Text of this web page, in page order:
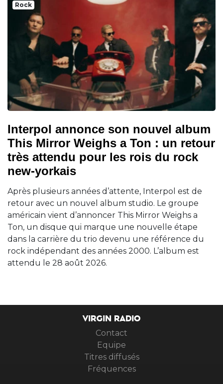
Rock
Interpol annonce son nouvel album
This Mirror Weighs a Ton : un retour
très attendu pour les rois du rock
new-yorkais
Après plusieurs années d’attente, Interpol est de
retour avec un nouvel album studio. Le groupe
américain vient d’annoncer This Mirror Weighs a
Ton, un disque qui marque une nouvelle étape
dans la carrière du trio devenu une référence du
rock indépendant des années 2000. L’album est
attendu le 28 août 2026.
VIRGIN RADIO
Contact
Equipe
Titres diffusés
Fréquences